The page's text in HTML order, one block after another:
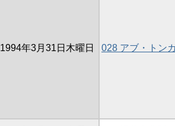
1994年3月31日木曜日 028 アブ・トン